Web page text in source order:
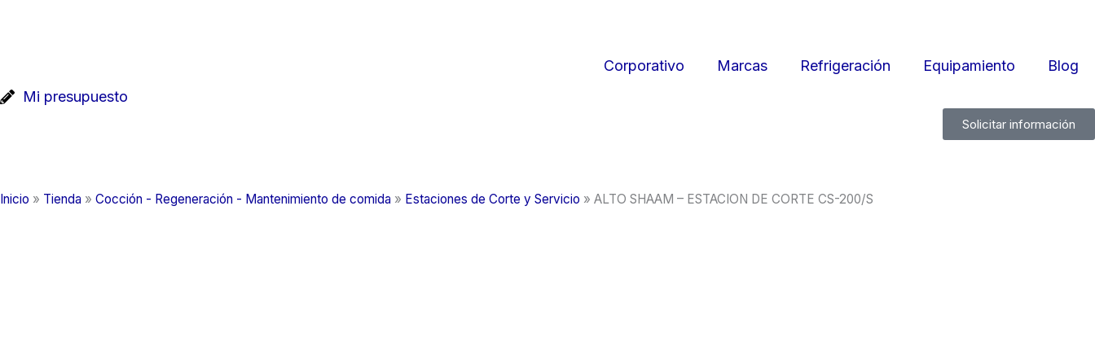
Corporativo Marcas Refrigeración Equipamiento
Blog
Mi presupuesto
Solicitar información
Inicio » Tienda » Cocción - Regeneración - Mantenimiento de comida » Estaciones de Corte y Servicio » ALTO SHAAM – ESTACION DE CORTE CS-200/S